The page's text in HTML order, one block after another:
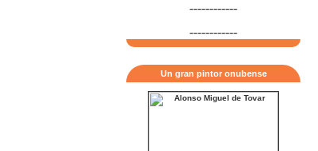
------------
------------
Un gran pintor onubense